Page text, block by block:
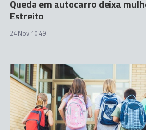
Queda em autocarro deixa
Estreito
24 Nov 10:49